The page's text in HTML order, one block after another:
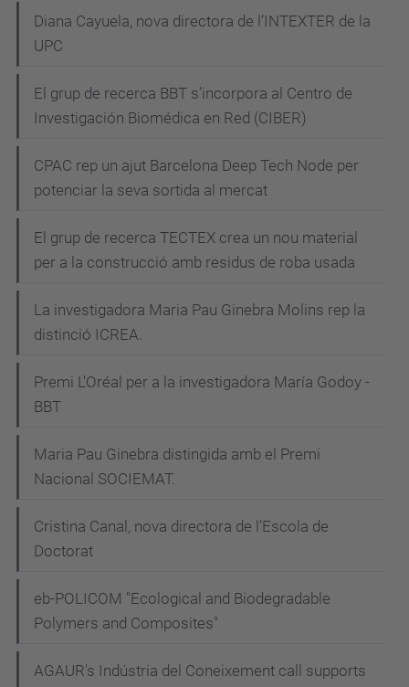
Diana Cayuela, nova directora de l’INTEXTER de la
UPC
El grup de recerca BBT s’incorpora al Centro de
Investigación Biomédica en Red (CIBER)
CPAC rep un ajut Barcelona Deep Tech Node per
potenciar la seva sortida al mercat
El grup de recerca TECTEX crea un nou material
per a la construcció amb residus de roba usada
La investigadora Maria Pau Ginebra Molins rep la
distinció ICREA.
Premi L’Oréal per a la investigadora María Godoy -
BBT
Maria Pau Ginebra distingida amb el Premi
Nacional SOCIEMAT.
Cristina Canal, nova directora de l’Escola de
Doctorat
eb-POLICOM "Ecological and Biodegradable
Polymers and Composites"
AGAUR's Indústria del Coneixement call supports